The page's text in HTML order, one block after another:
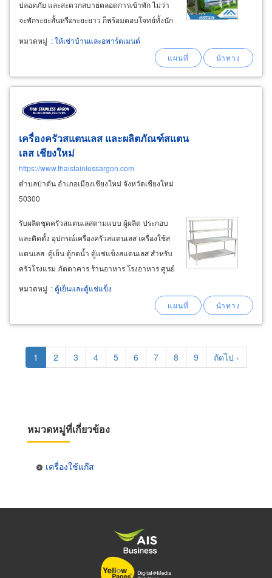
ปลอดภัย และสะดวกสบายตลอดการเข้าพัก ไม่ว่า
จะพักระยะสั้นหรือระยะยาว ก็พร้อมตอบโจทย์ทั้งนัก
ท่องเที่ยวชาวไทยและชาวต่างชาติที่ต้องการ
บรรยากาศเงียบสงบเป็นส่วนตัว บ้านใหม่ สะอาด
ทำความสะอาดอย่างละเอียด
หมวดหมู่ :ให้เช่าบ้านและอพาร์ตเมนต์
เครื่องครัวสแตนเลส และผลิตภัณฑ์สแตน
เลส เชียงใหม่
https://www.thaistainlessargon.com
ตำบลป่าตัน อำเภอเมืองเชียงใหม่ จังหวัดเชียงใหม่
50300
รับผลิตชุดครัวสแตนเลสตามแบบ ผู้ผลิต ประกอบ
และติดตั้ง อุปกรณ์เครื่องครัวสแตนเลส เครื่องใช้ส
แตนเลส ตู้เย็น ตู้กดน้ำ ตู้แช่แข็งสแตนเลส สำหรับ
ครัวโรงแรม ภัตตาคาร ร้านอาหาร โรงอาหาร ศูนย์
อาหาร ฟู้ดเซ็นเตอร์ ฟู้ดคอร์ท ครัวจีน ครัวไทย ครัว
ยุโรป ห้องเย็น และอุปกรณ์ของใช้ เครื่องใช้สแตน
หมวดหมู่ :ตู้เย็นและตู้แช่แข็ง
Pagination
Current
page
1 Page
2 Page
3 Page
4 Page
5 Page
6 Page
7 Page
8 Page
9
Next
page
ถัดไป ›
หมวดหมู่ที่เกี่ยวข้อง
เครื่องใช้แก๊ส